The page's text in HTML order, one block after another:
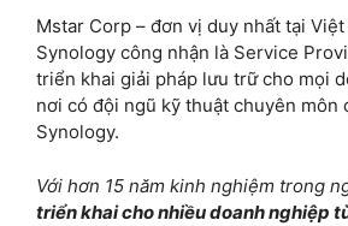
Mstar Corp – đơn vị duy nhất tại
Synology công nhận là Service
triển khai giải pháp lưu trữ cho mọi
nơi có đội ngũ kỹ thuật chuyên môn
Synology.
Với hơn 15 năm kinh nghiệm trong
triển khai cho nhiều doanh nghiệp